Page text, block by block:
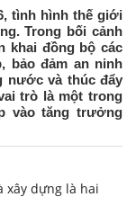
tình hình thế giới
Trong bối cảnh
khai đồng bộ các
bảo đảm an ninh
nước và thúc đẩy
trò là một trong
vào tăng trưởng
xây dựng là hai